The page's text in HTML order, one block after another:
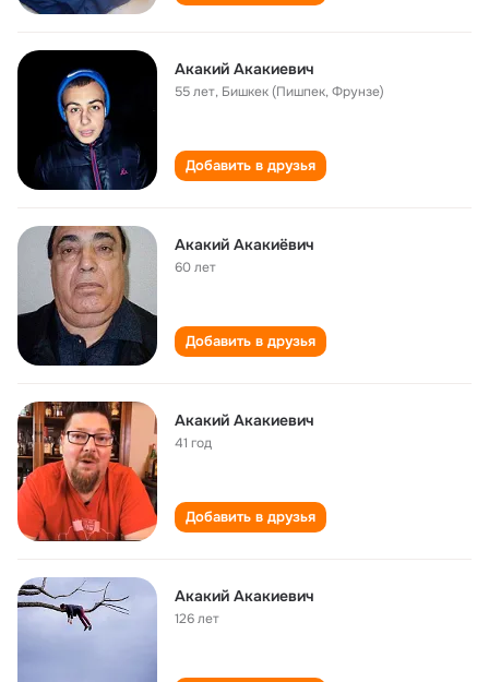
Акакий Акакиевич
55 лет, Бишкек (Пишпек, Фрунзе)
Добавить в друзья
Акакий Акакиёвич
60 лет
Добавить в друзья
Акакий Акакиевич
41 год
Добавить в друзья
Акакий Акакиевич
126 лет